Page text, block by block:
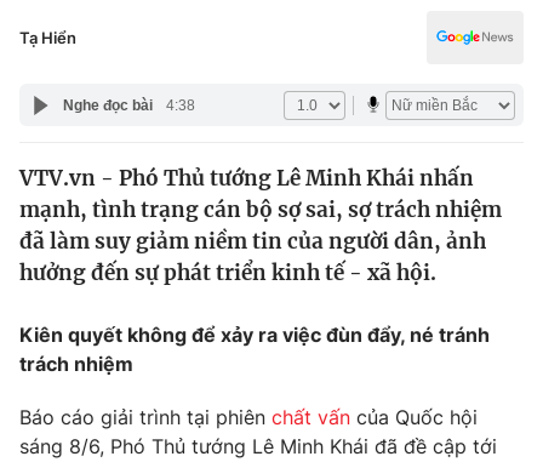
Thế giới
Tin tức
Câu chuyện quốc tế
Kinh tế
Tài chính
Góc doanh nghiệp
Dữ liệu và đời sống
Truyền hình
Giáo dục
Tạ Hiển
Nghe đọc bài 4:38
VTV.vn - Phó Thủ tướng Lê Minh Khái nhấn
mạnh, tình trạng cán bộ sợ sai, sợ trách nhiệm
đã làm suy giảm niềm tin của người dân, ảnh
hưởng đến sự phát triển kinh tế - xã hội.
Kiên quyết không để xảy ra việc đùn đẩy, né tránh
trách nhiệm
Báo cáo giải trình tại phiên chất vấn của Quốc hội
sáng 8/6, Phó Thủ tướng Lê Minh Khái đã đề cập tới